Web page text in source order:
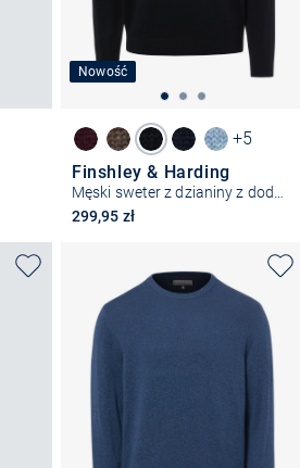
Nowość
+5
Finshley & Harding
299,95 zł